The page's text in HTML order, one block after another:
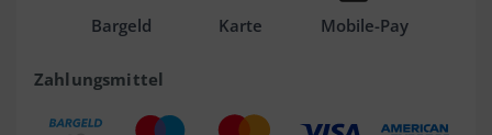
Bargeld Karte Mobile-Pay
Zahlungsmittel